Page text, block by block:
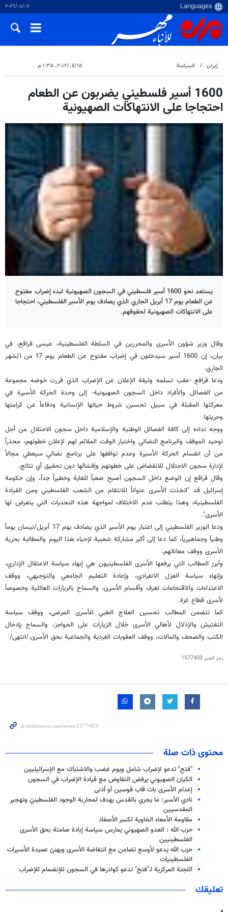
٠٧‏/٠٨‏/٢٠٢٦
إيران السياسة ١٥‏/٠٤‏/٢٠١٢، ١:٣٥ م
1600 أسير فلسطيني يضربون عن الطعام
احتجاجا على الانتهاكات الصهيونية
يستعد نحو 1600 أسير فلسطيني في السجون الصهيونية لبدء إضراب مفتوح
عن الطعام يوم 17 أبريل الجاري الذي يصادف يوم الأسير الفلسطيني، احتجاجا
على الانتهاكات الصهيونية لحقوقهم.
وقال وزير شؤون الأسرى والمحررين في السلطة الفلسطينية، عيسى قراقع، في
بيان، إن 1600 أسير سيدخلون في إضراب مفتوح عن الطعام يوم 17 من الشهر
الجاري.
ودعا قراقع -عقب تسلمه وثيقة الإعلان عن الإضراب الذي قررت خوضه مجموعة
من الفصائل والأفراد داخل السجون الصهيونية- إلى وحدة الحركة الأسيرة في
معركتها المقبلة في سبيل تحسين شروط حياتها الإنسانية ودفاعاً عن كرامتها
وحريتها.
ووجه نداءه إلى كافة الفصائل الوطنية والإسلامية داخل سجون الاحتلال من أجل
توحيد الموقف والبرنامج النضالي واختيار الوقت الملائم لهم لإعلان خطوتهم، محذراً
من أن انقسام الحركة الأسيرة وعدم توافقها على برنامج نضالي سيعطي مجالاً
لإدارة سجون الاحتلال للانقضاض على خطوتهم وإفشالها دون تحقيق أي نتائج.
وقال قراقع إن الوضع داخل السجون أصبح صعباً للغاية وخطيراً جداً، وإن حكومة
إسرائيل قد "اتخذت الأسرى عنواناً للانتقام من الشعب الفلسطيني ومن القيادة
الفلسطينية، وهذا يتطلب عدم الاختلاف لمواجهة هذه التحديات التي يتعرض لها
الأسرى".
ودعا الوزير الفلسطيني إلى اعتبار يوم الأسير الذي يصادف يوم 17 أبريل/نيسان يوماً
وطنياً وجماهيرياً، كما دعا إلى أكبر مشاركة شعبية لإحياء هذا اليوم والمطالبة بحرية
الأسرى ووقف معاناتهم.
وأبرز المطالب التي يرفعها الأسرى الفلسطينيون هي إنهاء سياسة الاعتقال الإداري،
وإنهاء سياسة العزل الانفرادي، وإعادة التعليم الجامعي والتوجيهي، ووقف
الاعتداءات والاقتحامات لغرف وأقسام الأسرى، والسماح بالزيارات العائلية وخصوصاً
لأسرى قطاع غزة.
كما تتضمن المطالب تحسين العلاج الطبي للأسرى المرضى، ووقف سياسة
التفتيش والإذلال لأهالي الأسرى خلال الزيارات على الحواجز، والسماح بإدخال
الكتب والصحف والمالات، ووقف العقوبات الفردية والجماعية بحق الأسرى./انتهى/
رمز الخبر1577403
محتوى ذات صلة
"فتح" تدعو لإضراب شامل ويوم غضب والاشتباك مع الإسرائيليين
الكيان الصهيوني يرفض التفاوض مع قيادة الإضراب في السجون
إعدام الأسرى بات قاب قوسين أو أدنى
نادي الأسير: ما يجري بالقدس يهدف لمحاربة الوجود الفلسطينيّ وتهجير
المقدسيين
مقاومة الأمعاء الخاوية لكسر الأصفاد
حزب الله : العدو الصهيوني يمارس سياسة إبادة صامتة بحق الأسرى
الفلسطينيين
حزب الله يدعو لأوسع تضامن مع انتفاضة الأسرى ويهنئ عميدة الأسيرات
الفلسطينيات
اللجنة المركزية لـ"فتح" تدعو كوادرها في السجون للإنضمام للإضراب
تعليقك